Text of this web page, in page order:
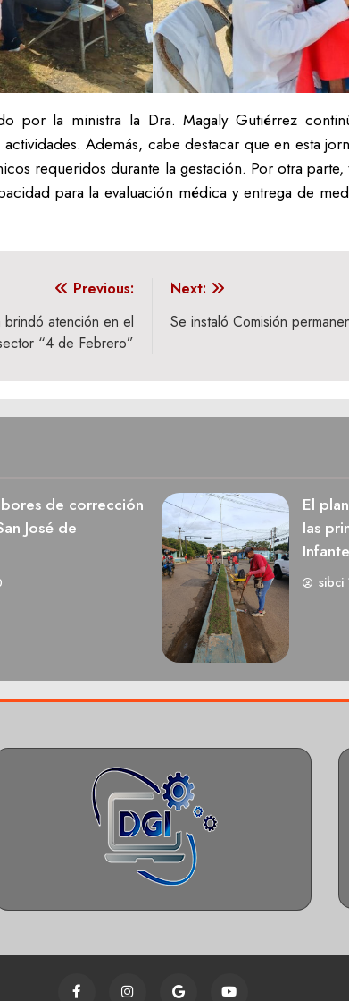
por la ministra la Dra. Magaly Gutiérrez
Además, cabe destacar que en esta
requeridos durante la gestación. Por otra
para la evaluación médica y entrega de
Previous:
atención en el
“4 de Febrero”
Next:
Se instaló Comisión
de corrección
José de
El
las
Infante
sibci